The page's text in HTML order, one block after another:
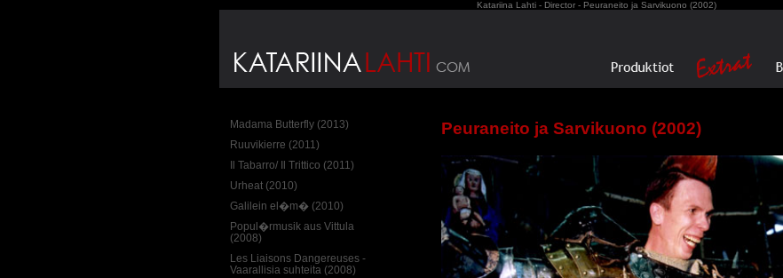
Katariina Lahti - Director - Peuraneito ja Sarvikuono (2002)
Madama Butterfly (2013)
Ruuvikierre (2011)
Il Tabarro/ Il Trittico (2011)
Urheat (2010)
Galilein el�m� (2010)
Popul�rmusik aus Vittula
(2008)
Les Liaisons Dangereuses -
Vaarallisia suhteita (2008)
Peuraneito ja Sarvikuono (2002)